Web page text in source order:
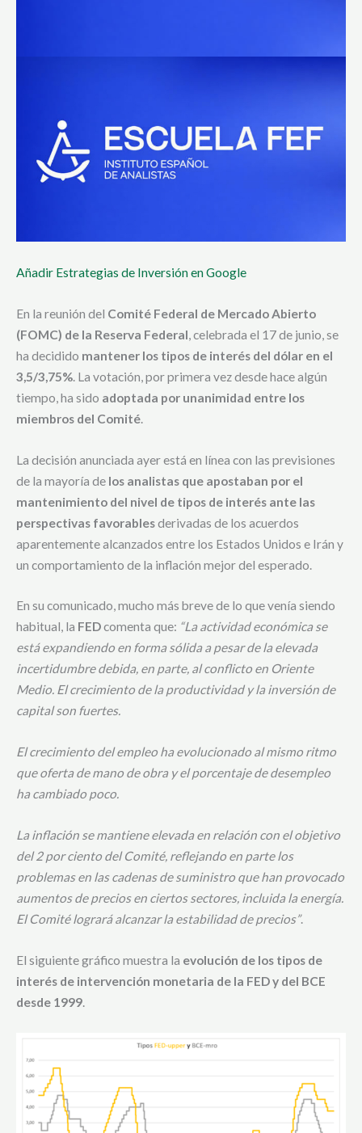
Añadir Estrategias de Inversión en Google
En la reunión del Comité Federal de Mercado Abierto
(FOMC) de la Reserva Federal, celebrada el 17 de junio, se
ha decidido mantener los tipos de interés del dólar en el
3,5/3,75%. La votación, por primera vez desde hace algún
tiempo, ha sido adoptada por unanimidad entre los
miembros del Comité.
La decisión anunciada ayer está en línea con las previsiones
de la mayoría de los analistas que apostaban por el
mantenimiento del nivel de tipos de interés ante las
perspectivas favorablesderivadas de los acuerdos
aparentemente alcanzados entre los Estados Unidos e Irán y
un comportamiento de la inflación mejor del esperado.
En su comunicado, mucho más breve de lo que venía siendo
habitual, la FEDcomenta que: “La actividad económica se
está expandiendo en forma sólida a pesar de la elevada
incertidumbre debida, en parte, al conflicto en Oriente
Medio. El crecimiento de la productividad y la inversión de
capital son fuertes.
El crecimiento del empleo ha evolucionado al mismo ritmo
que oferta de mano de obra y el porcentaje de desempleo
ha cambiado poco.
La inflación se mantiene elevada en relación con el objetivo
del 2 por ciento del Comité, reflejando en parte los
problemas en las cadenas de suministro que han provocado
aumentos de precios en ciertos sectores, incluida la energía.
El Comité logrará alcanzar la estabilidad de precios”.
El siguiente gráfico muestra la evolución de los tipos de
interés de intervención monetaria de la FED y del BCE
desde 1999.